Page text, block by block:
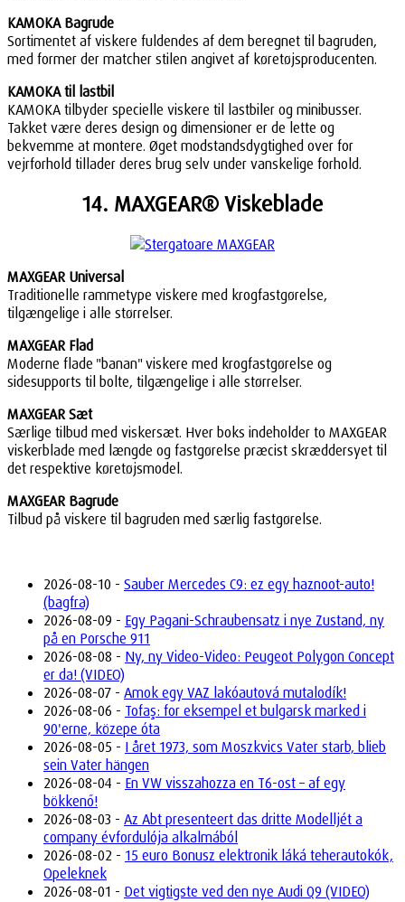
KAMOKA Bagrude
Sortimentet af viskere fuldendes af dem beregnet til bagruden,
med former der matcher stilen angivet af køretøjsproducenten.
KAMOKA til lastbil
KAMOKA tilbyder specielle viskere til lastbiler og minibusser.
Takket være deres design og dimensioner er de lette og
bekvemme at montere. Øget modstandsdygtighed over for
vejrforhold tillader deres brug selv under vanskelige forhold.
14. MAXGEAR® Viskeblade
MAXGEAR Universal
Traditionelle rammetype viskere med krogfastgørelse,
tilgængelige i alle størrelser.
MAXGEAR Flad
Moderne flade "banan" viskere med krogfastgørelse og
sidesupports til bolte, tilgængelige i alle størrelser.
MAXGEAR Sæt
Særlige tilbud med viskersæt. Hver boks indeholder to MAXGEAR
viskerblade med længde og fastgørelse præcist skræddersyet til
det respektive køretøjsmodel.
MAXGEAR Bagrude
Tilbud på viskere til bagruden med særlig fastgørelse.
2026-08-10 - Sauber Mercedes C9: ez egy haznoot-auto!
(bagfra)
2026-08-09 - Egy Pagani-Schraubensatz i nye Zustand, ny
på en Porsche 911
2026-08-08 - Ny, ny Video-Video: Peugeot Polygon Concept
er da! (VIDEO)
2026-08-07 - Amok egy VAZ lakóautová mutalodík!
2026-08-06 - Tofaş: for eksempel et bulgarsk marked i
90'erne, közepe óta
2026-08-05 - I året 1973, som Moszkvics Vater starb, blieb
sein Vater hängen
2026-08-04 - En VW visszahozza en T6-ost – af egy
bökkenő!
2026-08-03 - Az Abt presenteert das dritte Modelljét a
company évfordulója alkalmából
2026-08-02 - 15 euro Bonusz elektronik láká teherautokók,
Opeleknek
2026-08-01 - Det vigtigste ved den nye Audi Q9 (VIDEO)